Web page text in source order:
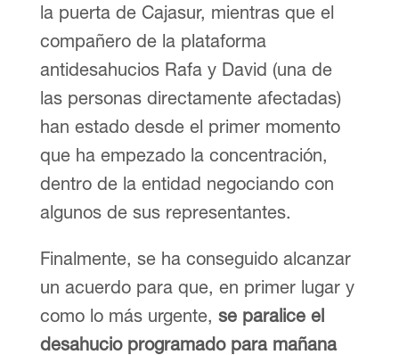
la puerta de Cajasur, mientras que el
compañero de la plataforma
antidesahucios Rafa y David (una de
las personas directamente afectadas)
han estado desde el primer momento
que ha empezado la concentración,
dentro de la entidad negociando con
algunos de sus representantes.
Finalmente, se ha conseguido alcanzar
un acuerdo para que, en primer lugar y
como lo más urgente, se paralice el
desahucio programado para mañana